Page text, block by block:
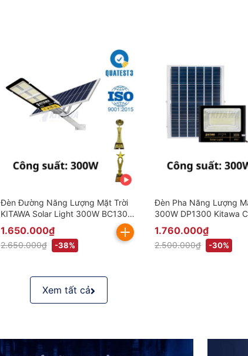
Đèn Đường Năng Lượng Mặt Trời
KITAWA Solar Light 300W BC1300
(Đã bao gồm VAT)
1.650.000₫
2.650.000₫ -38%
Đèn Pha Năng Lượng
300W DP1300 Kitawa
IP67 (Đã bao gồm VAT)
1.760.000₫
2.500.000₫ -30%
Xem tất cả